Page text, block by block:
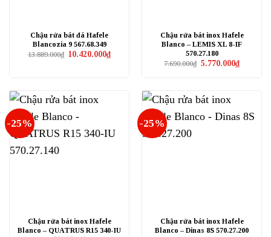
Chậu rửa bát đá Hafele
Blancozia 9 567.68.349
13.889.000₫ Giá
10.420.000₫Giá
hiện
Chậu rửa bát inox Hafele
Blanco – LEMIS XL 8-IF
570.27.180
7.690.000₫ Giá
5.770.000₫Giá
hiện
-25%
Chậu rửa bát inox Hafele
Blanco – QUATRUS R15 340-IU
-25%
Chậu rửa bát inox Hafele
Blanco – Dinas 8S 570.27.200